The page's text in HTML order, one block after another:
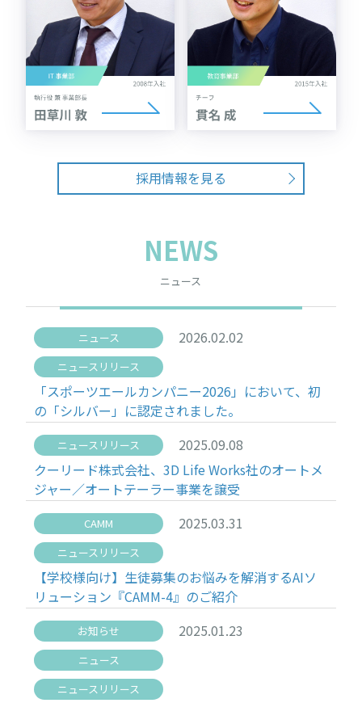
採用情報を見る
NEWS
ニュース
ニュース
ニュースリリース
2026.02.02
「スポーツエールカンパニー2026」において、初
の「シルバー」に認定されました。
ニュースリリース
2025.09.08
クーリード株式会社、3D Life Works社のオートメ
ジャー／オートテーラー事業を譲受
CAMM
ニュースリリース
2025.03.31
【学校様向け】生徒募集のお悩みを解消するAIソ
リューション『CAMM-4』のご紹介
お知らせ
ニュース
ニュースリリース
2025.01.23